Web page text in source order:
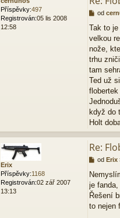
Příspěvky:497
Registrován:05 lis 2008
12:58
P
í
s
p
e
k
od
Tak to
velkou
nože,
trhu
tam
Ted už
když do
Holt
Erix
Příspěvky:1168
Registrován:02 zář 2007
13:13
Re:
P
í
s
p
ě
od Erix
je
Řešení
to nejen